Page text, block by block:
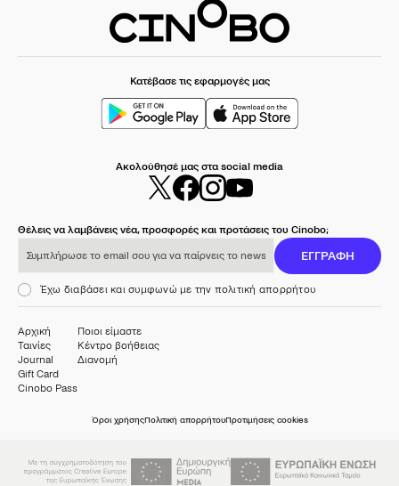
Κατέβασε τις εφαρμογές μας
Ακολούθησέ μας στα social media
Θέλεις να λαμβάνεις νέα, προσφορές και προτάσεις του Cinobo;
ΕΓΓΡΑΦΗ
Έχω διαβάσει και συμφωνώ με την πολιτική απορρήτου
Αρχική
Ταινίες
Journal
Gift Card
Cinobo Pass
Ποιοι είμαστε
Κέντρο βοήθειας
Διανομή
Όροι χρήσηςΠολιτική απορρήτουΠροτιμήσεις cookies